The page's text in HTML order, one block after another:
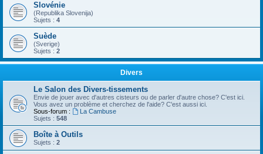
Slovénie
(Republika Slovenija)
Sujets : 4
Suède
(Sverige)
Sujets : 2
Divers
Le Salon des Divers-tissements
Envie de jouer avec d'autres cisteurs ou de parler d'autre chose? C'est ici.
Vous avez un problème et cherchez de l'aide? C'est aussi ici.
Sous-forum :
La Cambuse
Sujets : 548
Boîte à Outils
Sujets : 2